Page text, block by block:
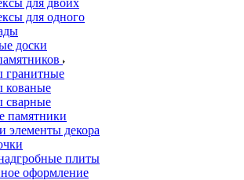
для двоих
для одного
доски
гранитные
кованые
сварные
памятники
элементы декора
плиты
оформление